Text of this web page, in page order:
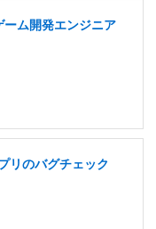
ム開発エンジニア
リのバグチェック